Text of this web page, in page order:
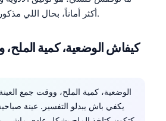
أكثر أماناً، بحال اللي.
كيفاش الوضعية، كمية الملح،
الوضعية، كمية الملح، ووقت جمع
يكفي باش يبدلو التفسير. عينة